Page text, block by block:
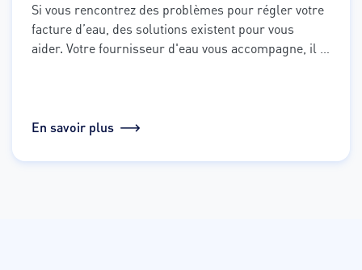
Si vous rencontrez des problèmes pour régler votre
facture d’eau, des solutions existent pour vous
aider. Votre fournisseur d'eau vous accompagne, il
En savoir plus